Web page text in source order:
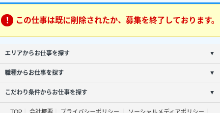
この仕事は既に削除されたか、募集を終了しております。
エリアからお仕事を探す ▼
職種からお仕事を探す ▼
こだわり条件からお仕事を探す ▼